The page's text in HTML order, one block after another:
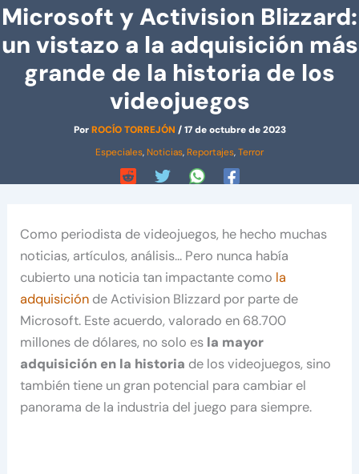
Microsoft y Activision Blizzard:
un vistazo a la adquisición más
grande de la historia de los
videojuegos
PorROCÍO TORREJÓN /17 de octubre de 2023
Especiales, Noticias, Reportajes,Terror
Como periodista de videojuegos, he hecho muchas
noticias, artículos, análisis… Pero nunca había
cubierto una noticia tan impactante como la
adquisición de Activision Blizzard por parte de
Microsoft. Este acuerdo, valorado en 68.700
millones de dólares, no solo es la mayor
adquisición en la historia de los videojuegos, sino
también tiene un gran potencial para cambiar el
panorama de la industria del juego para siempre.